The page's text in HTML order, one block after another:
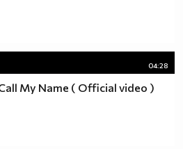
04:28
My Name ( Official video )